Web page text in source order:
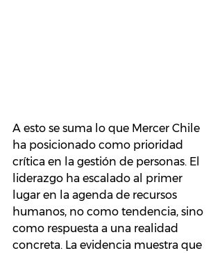
A esto se suma lo que Mercer Chile
ha posicionado como prioridad
crítica en la gestión de personas. El
liderazgo ha escalado al primer
lugar en la agenda de recursos
humanos, no como tendencia, sino
como respuesta a una realidad
concreta. La evidencia muestra que